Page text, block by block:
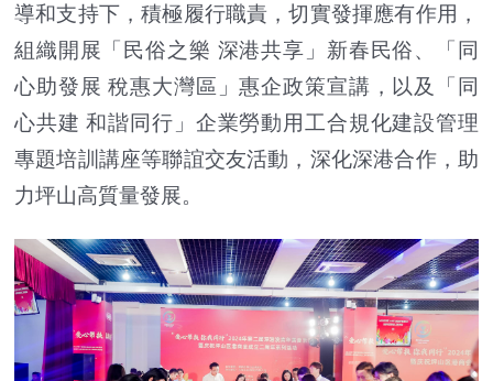
導和支持下，積極履行職責，切實發揮應有作用，
組織開展「民俗之樂 深港共享」新春民俗、「同
心助發展 稅惠大灣區」惠企政策宣講，以及「同
心共建 和諧同行」企業勞動用工合規化建設管理
專題培訓講座等聯誼交友活動，深化深港合作，助
力坪山高質量發展。